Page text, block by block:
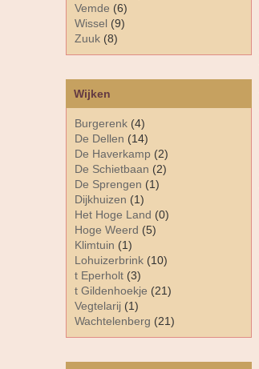
Vemde (6)
Wissel (9)
Zuuk (8)
Wijken
Burgerenk (4)
De Dellen (14)
De Haverkamp (2)
De Schietbaan (2)
De Sprengen (1)
Dijkhuizen (1)
Het Hoge Land (0)
Hoge Weerd (5)
Klimtuin (1)
Lohuizerbrink (10)
t Eperholt (3)
t Gildenhoekje (21)
Vegtelarij (1)
Wachtelenberg (21)